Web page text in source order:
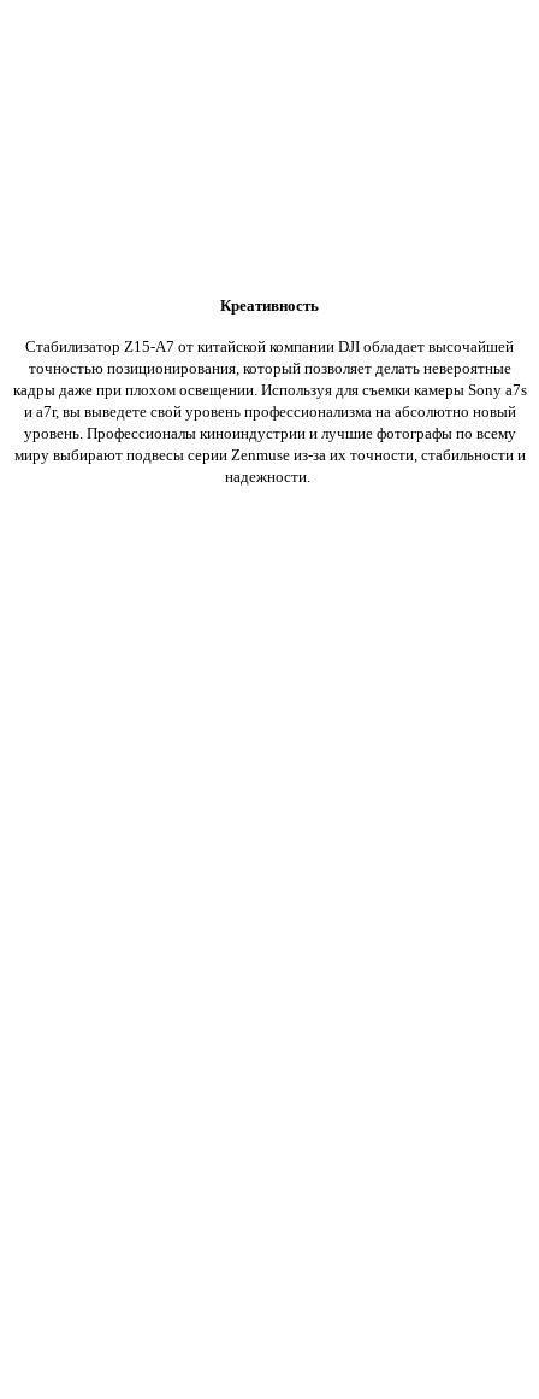
Креативность
Стабилизатор Z15-A7 от китайской компании DJI обладает высочайшей
точностью позиционирования, который позволяет делать невероятные
кадры даже при плохом освещении. Используя для съемки камеры Sony a7s
и a7r, вы выведете свой уровень профессионализма на абсолютно новый
уровень. Профессионалы киноиндустрии и лучшие фотографы по всему
миру выбирают подвесы серии Zenmuse из-за их точности, стабильности и
надежности.